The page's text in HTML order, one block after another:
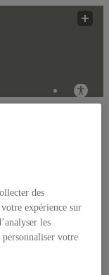
SUR LES
AFRIQUE ET
des
expérience sur
les
votre